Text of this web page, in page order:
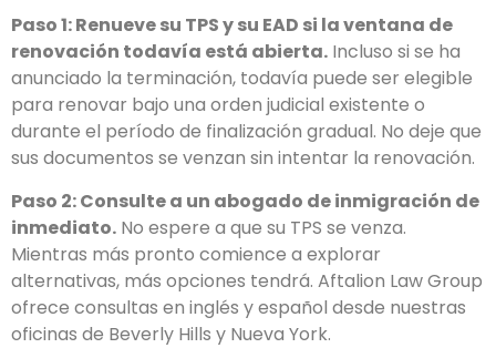
Paso 1: Renueve su TPS y su EAD si la ventana de
renovación todavía está abierta. Incluso si se ha
anunciado la terminación, todavía puede ser elegible
para renovar bajo una orden judicial existente o
durante el período de finalización gradual. No deje que
sus documentos se venzan sin intentar la renovación.
Paso 2: Consulte a un abogado de inmigración de
inmediato. No espere a que su TPS se venza.
Mientras más pronto comience a explorar
alternativas, más opciones tendrá. Aftalion Law Group
ofrece consultas en inglés y español desde nuestras
oficinas de Beverly Hills y Nueva York.